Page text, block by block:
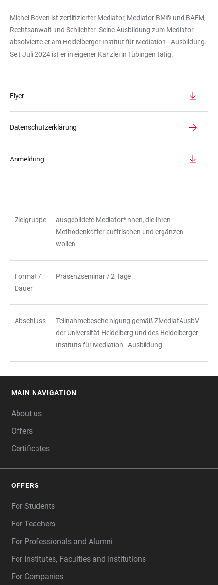
Michel Boven ist zertifizierter Mediator, Mediator BM® und BAFM,
Rechtsanwalt und Schlichter. Seine Ausbildung zum Mediator
absolvierte er am Heidelberger Institut für Mediation - Ausbildung.
Seit Juli 2024 ist er in eigener Kanzlei in Tübingen tätig.
Flyer
Datenschutzerklärung
Anmeldung
Zielgruppe
ausgebildete Mediator*innen, die ihren
Methodenkoffer auffrischen und ergänzen
wollen
Format /
Dauer
Präsenzseminar / 2 Tage
Abschluss
Teilnahmebescheinigung gemäß ZMediatAusbV
der Universität Heidelberg und des Heidelberger
Instituts für Mediation - Ausbildung
MAIN NAVIGATION
About us
Offers
Certificates
OFFERS
For Students
For Teachers
For Professionals and Alumni
For Institutes, Faculties and Institutions
For Companies